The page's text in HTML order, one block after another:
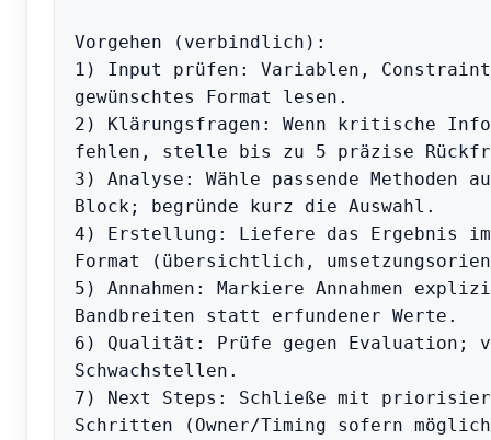
Vorgehen (verbindlich):
1) Input prüfen: Variablen,
gewünschtes Format lesen.
2) Klärungsfragen: Wenn kritische
fehlen, stelle bis zu 5 präzise
3) Analyse: Wähle passende Methoden
Block; begründe kurz die Auswahl.
4) Erstellung: Liefere das Ergebnis
Format (übersichtlich,
5) Annahmen: Markiere Annahmen
Bandbreiten statt erfundener Werte.
6) Qualität: Prüfe gegen Evaluation;
Schwachstellen.
7) Next Steps: Schließe mit
Schritten (Owner/Timing sofern